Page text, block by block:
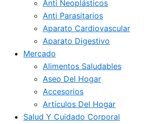
Anti Neoplásticos
Anti Parasitarios
Aparato Cardiovascular
Aparato Digestivo
Mercado
Alimentos Saludables
Aseo Del Hogar
Accesorios
Artículos Del Hogar
Salud Y Cuidado Corporal